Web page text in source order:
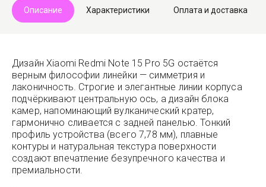
Описание Характеристики Оплата и доставка
Дизайн Xiaomi Redmi Note 15 Pro 5G остаётся
верным философии линейки — симметрия и
лаконичность. Строгие и элегантные линии корпуса
подчёркивают центральную ось, а дизайн блока
камер, напоминающий вулканический кратер,
гармонично сливается с задней панелью. Тонкий
профиль устройства (всего 7,78 мм), плавные
контуры и натуральная текстура поверхности
создают впечатление безупречного качества и
премиальности.